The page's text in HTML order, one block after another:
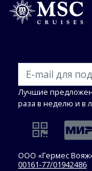
Лучшие
раза в неделю и в
ООО «Гермес
00161-77/01942486